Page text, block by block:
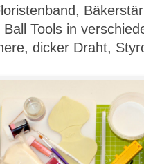
Tools in
dicker Draht,